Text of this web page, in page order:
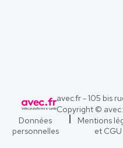
avec.fr - 105 bis
Copyright ©
Données
personnelles
Mentions
et CGU